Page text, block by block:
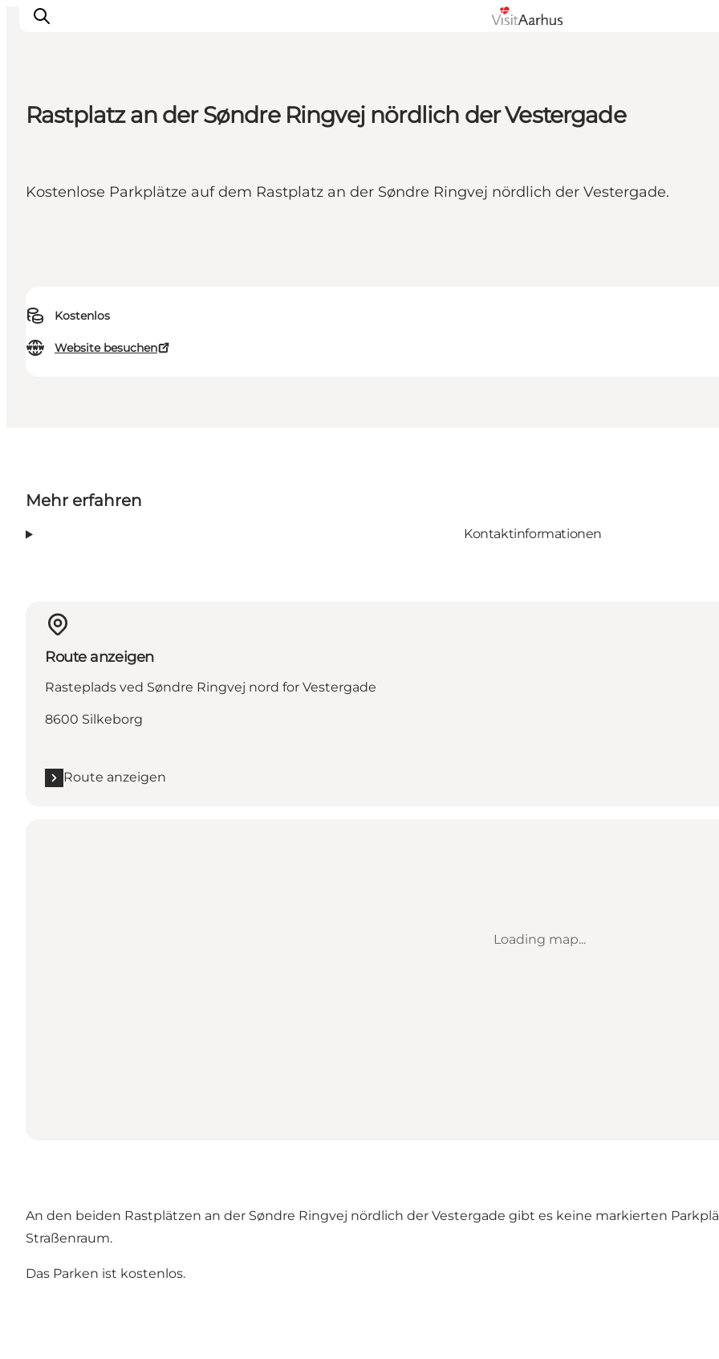
Städte und Regionen
Rastplatz an der Søndre Ringvej nördlich der Vestergade
Kostenlose Parkplätze auf dem Rastplatz an der Søndre Ringvej nördlich der Vestergade.
Kostenlos
Website besuchen
Mehr erfahren
Kontaktinformationen
Route anzeigen
Rasteplads ved Søndre Ringvej nord for Vestergade
8600 Silkeborg
Route anzeigen
Loading map...
An den beiden Rastplätzen an der Søndre Ringvej nördlich der Vestergade gibt es keine markierten
Straßenraum.
Das Parken ist kostenlos.